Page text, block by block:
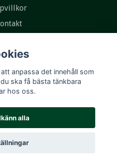
Vintage Ramlösa
anpassa det innehåll som
ska få bästa tänkbara
hos oss.
alla